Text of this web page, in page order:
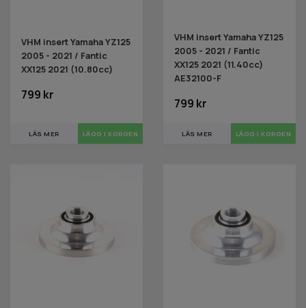
VHM insert Yamaha YZ125
2005 - 2021 / Fantic
XX125 2021 (10.80cc)
799 kr
LÄS MER
VHM insert Yamaha YZ125
2005 - 2021 / Fantic
XX125 2021 (11.40cc)
AE32100-F
799 kr
LÄS MER